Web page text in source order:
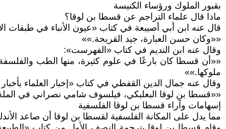
بقبور الملوك ورؤساء الكنيسة
ماذا قال علماء التراجم عن قسطا بن لوقا؟
قال عنه ابن أبي أصيبعة في كتاب «عيون الأنباء في طبقات
««وكان حسن العبارة، جيد القريحة.»»
وقال عنه ابن النديم في كتاب «الفهرست»:
««أن قسطا كان بارعًا في علوم كثيرة، منها الطب والفلسفة
ملوكها.»»
وقال عنه جمال الدين القفطي في كتاب «إخبار العلماء
««قسطا بن لوقا البعلبكي، فيلسوف شامي نصراني في الملة
إسهامات وآراء قسطا بن لوقا الفلسفية
مما يدل على المكانة الفلسفية لقسطا بن لوقا أن صاعد